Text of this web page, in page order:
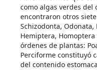
como algas verdes del
encontraron otros
Schizodonta,
Hemiptera,
órdenes de plantas:
Perciforme constituyó
del contenido